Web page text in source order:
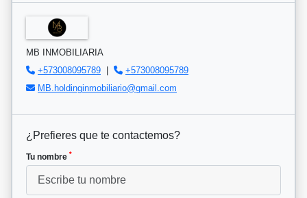
MB INMOBILIARIA
+573008095789 |
+573008095789
MB.holdinginmobiliario@gmail.com
¿Prefieres que te contactemos?
Tu nombre *